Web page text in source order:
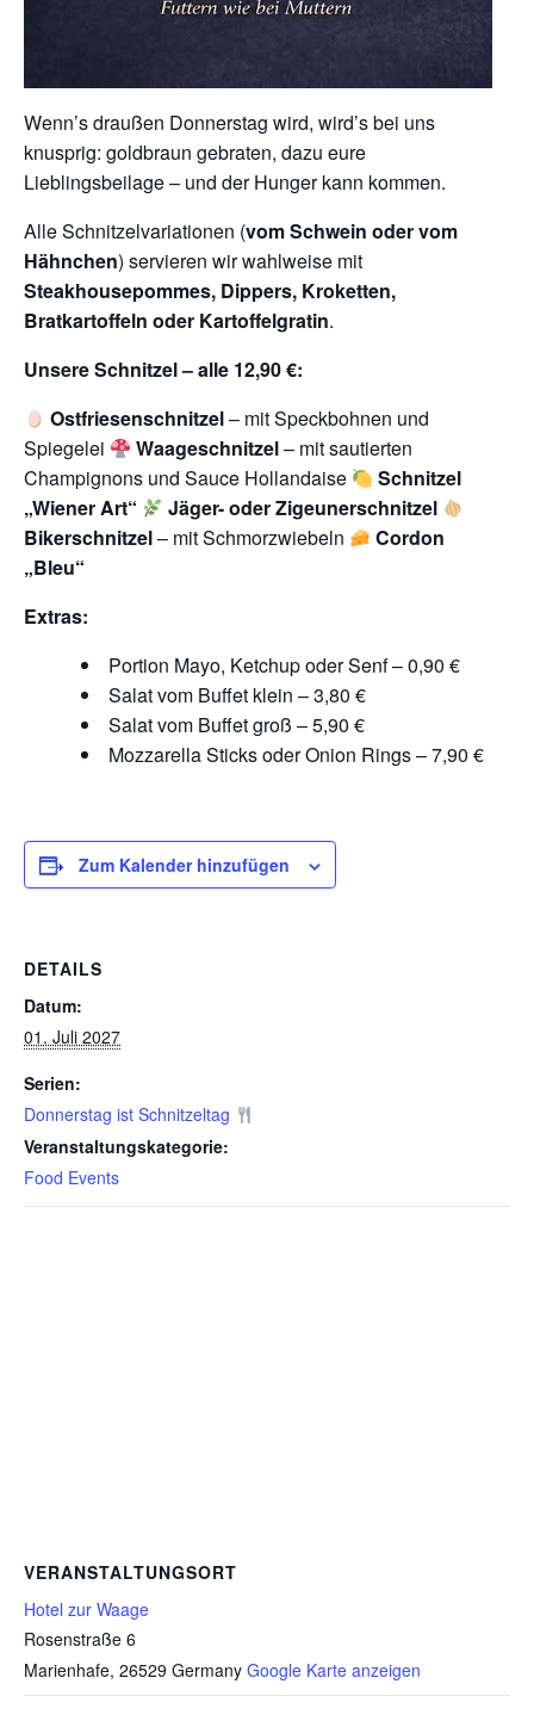
Wenn’s draußen Donnerstag wird, wird’s bei uns
knusprig: goldbraun gebraten, dazu eure
Lieblingsbeilage – und der Hunger kann kommen.
Alle Schnitzelvariationen (vom Schwein oder vom
Hähnchen) servieren wir wahlweise mit
Steakhousepommes, Dippers, Kroketten,
Bratkartoffeln oder Kartoffelgratin.
Unsere Schnitzel – alle 12,90 €:
Ostfriesenschnitzel– mit Speckbohnen und
Spiegelei
Waageschnitzel– mit sautierten
Champignons und Sauce Hollandaise
Schnitzel
„Wiener Art“
Jäger- oder Zigeunerschnitzel
Bikerschnitzel– mit Schmorzwiebeln
Cordon
„Bleu“
Extras:
Portion Mayo, Ketchup oder Senf – 0,90 €
Salat vom Buffet klein – 3,80 €
Salat vom Buffet groß – 5,90 €
Mozzarella Sticks oder Onion Rings – 7,90 €
Zum Kalender hinzufügen
DETAILS
Datum:
01. Juli 2027
Serien:
Donnerstag ist Schnitzeltag
Veranstaltungskategorie:
Food Events
VERANSTALTUNGSORT
Hotel zur Waage
Rosenstraße 6
Marienhafe, 26529 Germany Google Karte anzeigen